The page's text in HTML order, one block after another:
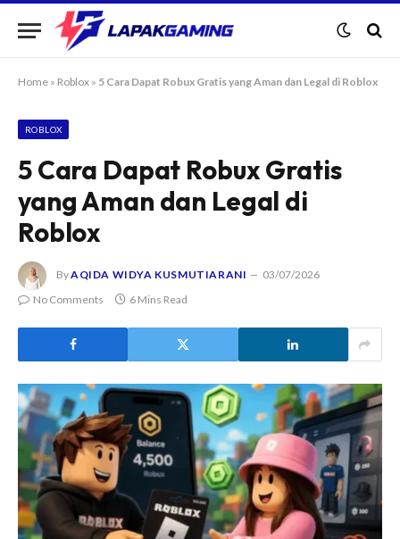
Home » Roblox » 5 Cara Dapat Robux Gratis yang Aman dan Legal di Roblox
ROBLOX
5 Cara Dapat Robux Gratis
yang Aman dan Legal di
Roblox
ByAQIDA WIDYA KUSMUTIARANI
03/07/2026
No Comments
6 Mins Read